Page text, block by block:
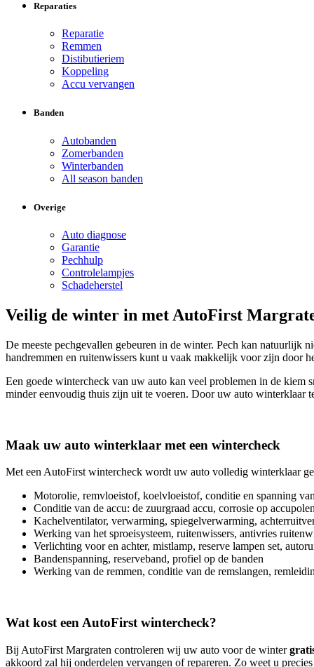
Reparaties
Reparatie
Remmen
Distibutieriem
Koppeling
Accu vervangen
Banden
Autobanden
Zomerbanden
Winterbanden
All season banden
Overige
Auto diagnose
Garantie
Pechhulp
Controlelampjes
Schadeherstel
Veilig de winter in met AutoFirst
De meeste pechgevallen gebeuren in de winter. Pech kan natuurlijk
handremmen en ruitenwissers kunt u vaak makkelijk voor zijn door
Een goede wintercheck van uw auto kan veel problemen in de kiem
minder eenvoudig thuis zijn uit te voeren. Door uw auto winterklaar
Maak uw auto winterklaar met een wintercheck
Met een AutoFirst wintercheck wordt uw auto volledig winterklaar
Motorolie, remvloeistof, koelvloeistof, conditie en spanning
Conditie van de accu: de zuurgraad accu, corrosie op
Kachelventilator, verwarming, spiegelverwarming,
Werking van het sproeisysteem, ruitenwissers, antivries
Verlichting voor en achter, mistlamp, reserve lampen set,
Bandenspanning, reserveband, profiel op de banden
Werking van de remmen, conditie van de remslangen,
Wat kost een AutoFirst wintercheck?
Bij AutoFirst Margraten controleren wij uw auto voor de winter
akkoord zal hij onderdelen vervangen of repareren. Zo weet u